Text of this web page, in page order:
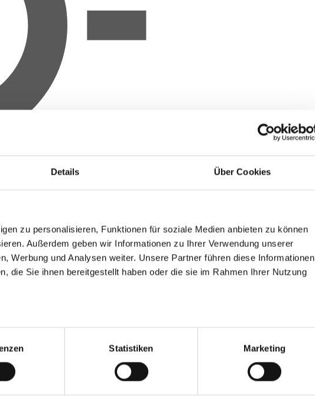
Details Über Cookies
zu personalisieren, Funktionen für soziale Medien anbieten zu können
Außerdem geben wir Informationen zu Ihrer Verwendung unserer
Werbung und Analysen weiter. Unsere Partner führen diese Informationen
die Sie ihnen bereitgestellt haben oder die sie im Rahmen Ihrer Nutzung
Statistiken Marketing